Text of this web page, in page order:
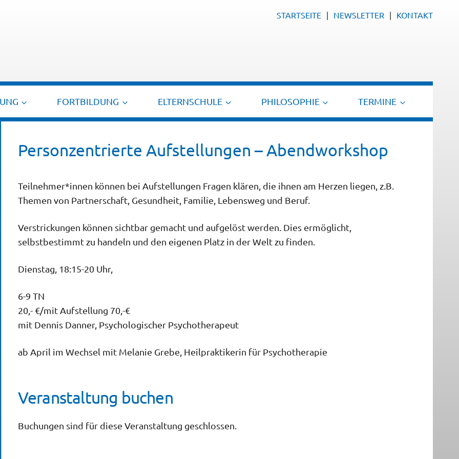
STARTSEITE NEWSLETTER KONTAKT
FORTBILDUNG ELTERNSCHULE PHILOSOPHIE TERMINE
Personzentrierte Aufstellungen – Abendworkshop
Teilnehmer*innen können bei Aufstellungen Fragen klären, die ihnen am Herzen liegen, z.B.
Themen von Partnerschaft, Gesundheit, Familie, Lebensweg und Beruf.
Verstrickungen können sichtbar gemacht und aufgelöstwerden. Dies ermöglicht,
selbstbestimmt zu handeln und den eigenen Platz in der Welt zu finden.
Dienstag, 18:15-20 Uhr,
6-9 TN
20,- €/mit Aufstellung 70,-€
mit Dennis Danner, Psychologischer Psychotherapeut
ab April im Wechsel mit Melanie Grebe, Heilpraktikerin für Psychotherapie
Veranstaltung buchen
Buchungen sind für diese Veranstaltung geschlossen.